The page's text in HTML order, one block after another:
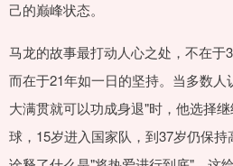
己的巅峰状态。
马龙的故事最打动人心之处，不在于
而在于21年如一日的坚持。当多数人
大满贯就可以功成身退"时，他选择
球，15岁进入国家队，到37岁仍保